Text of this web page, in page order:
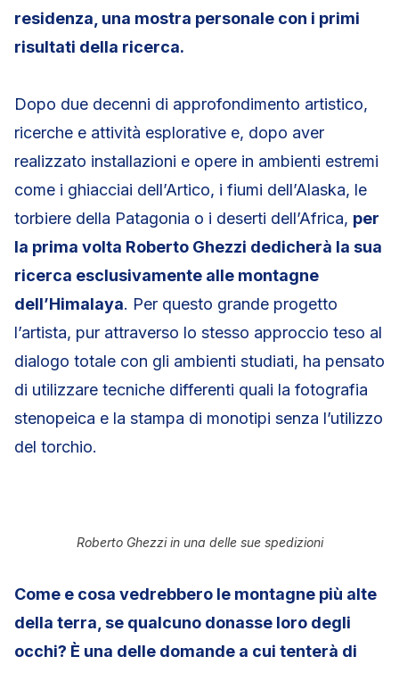
residenza, una mostra personale con i primi
risultati della ricerca.
Dopo due decenni di approfondimento artistico,
ricerche e attività esplorative e, dopo aver
realizzato installazioni e opere in ambienti estremi
come i ghiacciai dell’Artico, i fiumi dell’Alaska, le
torbiere della Patagonia o i deserti dell’Africa, per
la prima volta Roberto Ghezzi dedicherà la sua
ricerca esclusivamente alle montagne
dell’Himalaya. Per questo grande progetto
l’artista, pur attraverso lo stesso approccio teso al
dialogo totale con gli ambienti studiati, ha pensato
di utilizzare tecniche differenti quali la fotografia
stenopeica e la stampa di monotipi senza l’utilizzo
del torchio.
Roberto Ghezzi in una delle sue spedizioni
Come e cosa vedrebbero le montagne più alte
della terra, se qualcuno donasse loro degli
occhi? È una delle domande a cui tenterà di